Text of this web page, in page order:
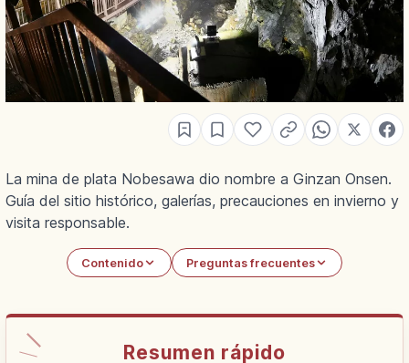
La mina de plata Nobesawa dio nombre a Ginzan Onsen.
Guía del sitio histórico, galerías, precauciones en invierno y
visita responsable.
Contenido Preguntas frecuentes
Resumen rápido